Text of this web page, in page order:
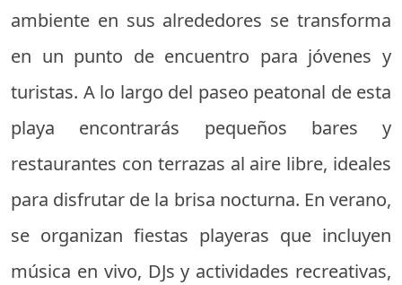
ambiente en sus alrededores se transforma
en un punto de encuentro para jóvenes y
turistas. A lo largo del paseo peatonal de esta
playa encontrarás pequeños bares y
restaurantes con terrazas al aire libre, ideales
para disfrutar de la brisa nocturna. En verano,
se organizan fiestas playeras que incluyen
música en vivo, DJs y actividades recreativas,